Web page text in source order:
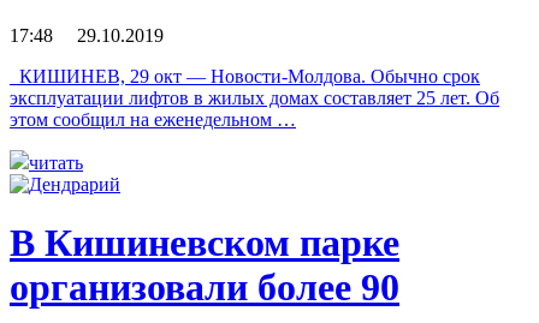
17:48 29.10.2019
КИШИНЕВ, 29 окт — Новости-Молдова. Обычно срок
эксплуатации лифтов в жилых домах составляет 25 лет. Об
этом сообщил на еженедельном …
читать
В Кишиневском парке
организовали более 90